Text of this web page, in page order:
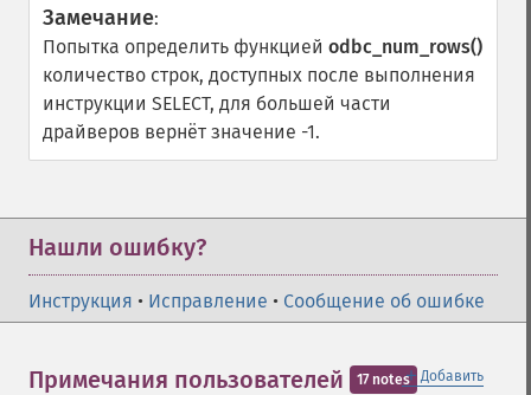
Замечание:
Попытка определить функцией odbc_num_rows()
количество строк, доступных после выполнения
инструкции SELECT, для большей части
драйверов вернёт значение -1.
Нашли ошибку?
Инструкция • Исправление • Сообщение об ошибке
＋ Добавить
Примечания пользователей 17 notes